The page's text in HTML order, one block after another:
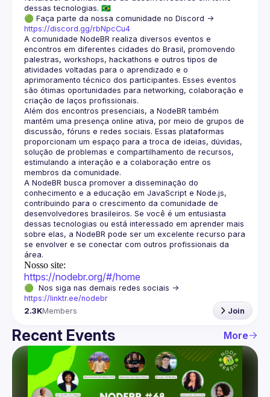
🟢 Faça parte da nossa comunidade no Discord ->
https://discord.gg/rbNpcCu4
A comunidade NodeBR realiza diversos eventos e
encontros em diferentes cidades do Brasil, promovendo
palestras, workshops, hackathons e outros tipos de
atividades voltadas para o aprendizado e o
aprimoramento técnico dos participantes. Esses eventos
são ótimas oportunidades para networking, colaboração e
Além dos encontros presenciais, a NodeBR também
mantém uma presença online ativa, por meio de grupos de
discussão, fóruns e redes sociais. Essas plataformas
proporcionam um espaço para a troca de ideias, dúvidas,
solução de problemas e compartilhamento de recursos,
estimulando a interação e a colaboração entre os
A NodeBR busca promover a disseminação do
conhecimento e a educação em JavaScript e Node.js,
contribuindo para o crescimento da comunidade de
desenvolvedores brasileiros. Se você é um entusiasta
dessas tecnologias ou está interessado em aprender mais
sobre elas, a NodeBR pode ser um excelente recurso para
se envolver e se conectar com outros profissionais da
Nosso site:
https://nodebr.org/#/home
https://linktr.ee/nodebr
2.3KMembers Join
Recent Events More